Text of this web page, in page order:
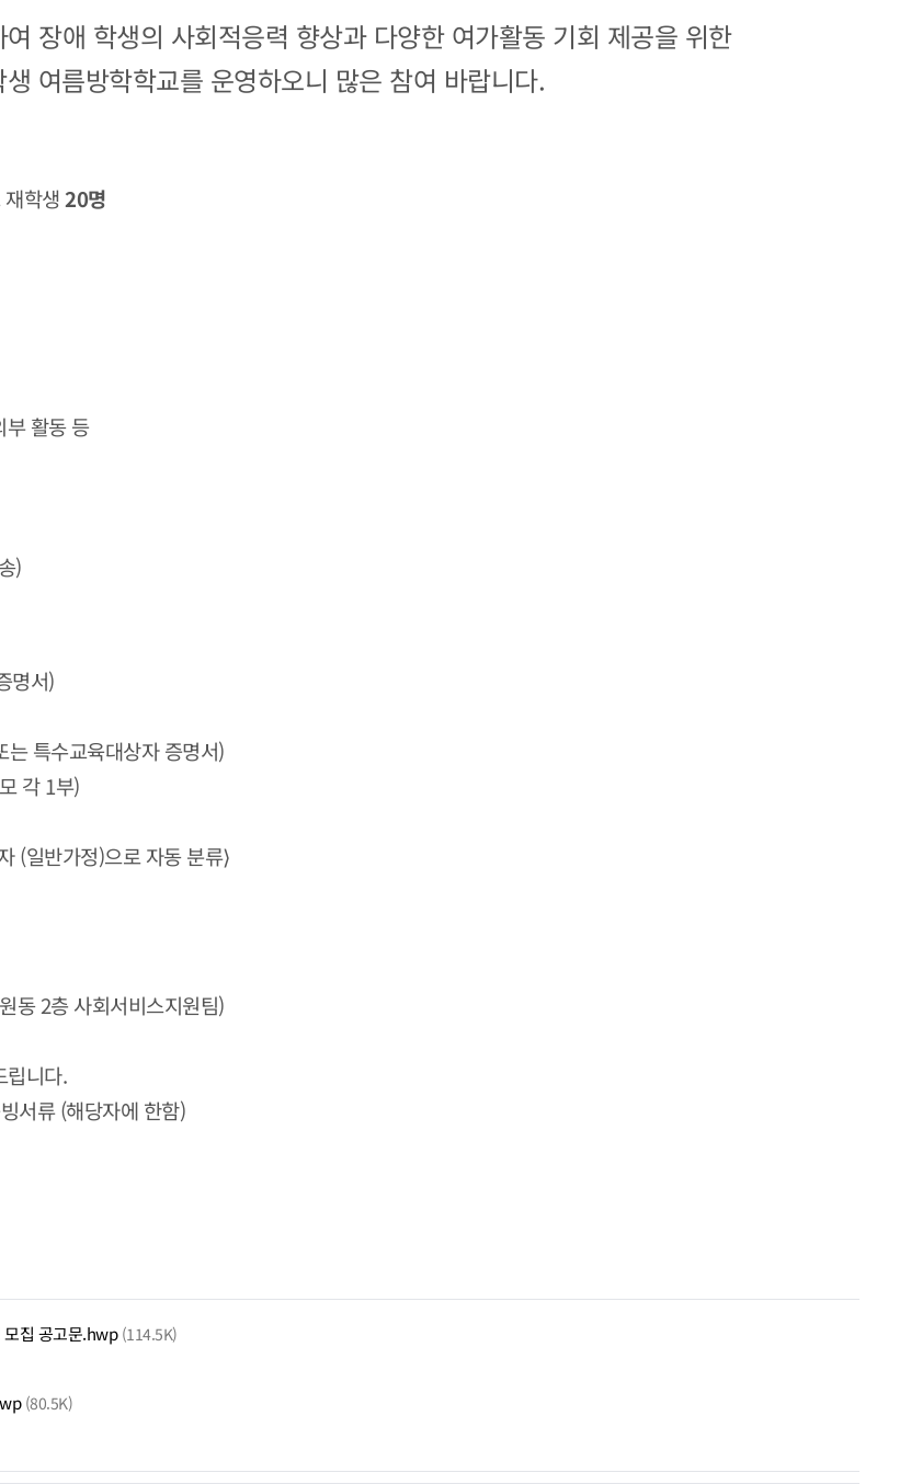
장애 학생의 사회적응력 향상과 다양한 여가활동 기회 제공을 위한
여름방학학교를 운영하오니 많은 참여 바랍니다.
학생 20명
부 활동 등
)
명서)
특수교육대상자 증명서)
각 1부)
(일반가정)으로 자동 분류⟩
동 2층 사회서비스지원팀)
립니다.
서류 (해당자에 한함)
모집 공고문.hwp (114.5K)
(80.5K)